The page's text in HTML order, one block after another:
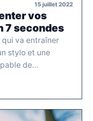
15 juillet 2022
vos
7 secondes
qui va entraîner
stylo et une
de…